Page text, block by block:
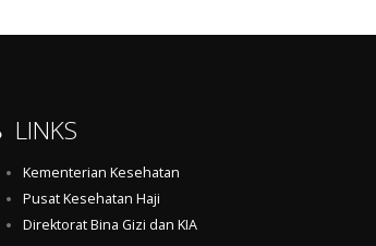
LINKS
Kementerian Kesehatan
Pusat Kesehatan Haji
Direktorat Bina Gizi dan KIA